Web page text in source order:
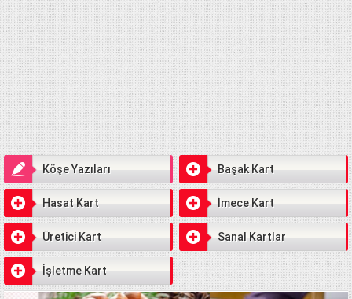
Köşe Yazıları Başak Kart
Hasat Kart İmece Kart
Üretici Kart Sanal Kartlar
İşletme Kart